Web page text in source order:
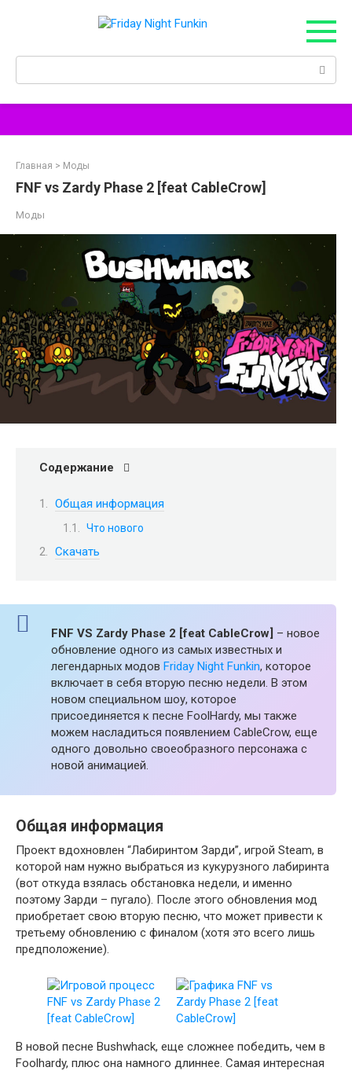
Поиск:
Главная > Моды
FNF vs Zardy Phase 2 [feat CableCrow]
Моды
Содержание
Общая информация
Что нового
Скачать
FNF VS Zardy Phase 2 [feat CableCrow] – новое
обновление одного из самых известных и
легендарных модов Friday Night Funkin, которое
включает в себя вторую песню недели. В этом
новом специальном шоу, которое
присоединяется к песне FoolHardy, мы также
можем насладиться появлением CableCrow, еще
одного довольно своеобразного персонажа c
новой анимацией.
Общая информация
Проект вдохновлен “Лабиринтом Зарди”, игрой Steam, в
которой нам нужно выбраться из кукурузного лабиринта
(вот откуда взялась обстановка недели, и именно
поэтому Зарди – пугало). После этого обновления мод
приобретает свою вторую песню, что может привести к
третьему обновлению с финалом (хотя это всего лишь
предположение).
В новой песне Bushwhack, еще сложнее победить, чем в
Foolhardy, плюс она намного длиннее. Самая интересная